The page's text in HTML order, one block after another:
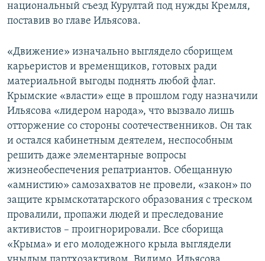
национальный съезд Курултай под нужды Кремля,
поставив во главе Ильясова.
«Движение» изначально выглядело сборищем
карьеристов и временщиков, готовых ради
материальной выгоды поднять любой флаг.
Крымские «власти» еще в прошлом году назначили
Ильясова «лидером народа», что вызвало лишь
отторжение со стороны соотечественников. Он так
и остался кабинетным деятелем, неспособным
решить даже элементарные вопросы
жизнеобеспечения репатриантов. Обещанную
«амнистию» самозахватов не провели, «закон» по
защите крымскотатарского образования с треском
провалили, пропажи людей и преследование
активистов – проигнорировали. Все сборища
«Крыма» и его молодежного крыла выглядели